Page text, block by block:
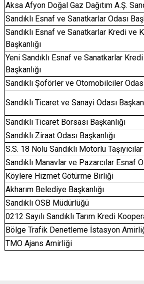
Aksa Afyon Doğal Gaz Dağıtım A.Ş.
Sandıklı Esnaf ve Sanatkarlar Odası
Sandıklı Esnaf ve Sanatkarlar Kredi ve
Başkanlığı
Yeni Sandıklı Esnaf ve Sanatkarlar
Başkanlığı
Sandıklı Şoförler ve Otomobilciler
Sandıklı Ticaret ve Sanayi Odası
Sandıklı Ticaret Borsası Başkanlığı
Sandıklı Ziraat Odası Başkanlığı
S.S. 18 Nolu Sandıklı Motorlu
Sandıklı Manavlar ve Pazarcılar Esnaf
Köylere Hizmet Götürme Birliği
Akharım Belediye Başkanlığı
Sandıklı OSB Müdürlüğü
0212 Sayılı Sandıklı Tarım Kredi
Bölge Trafik Denetleme İstasyon
TMO Ajans Amirliği